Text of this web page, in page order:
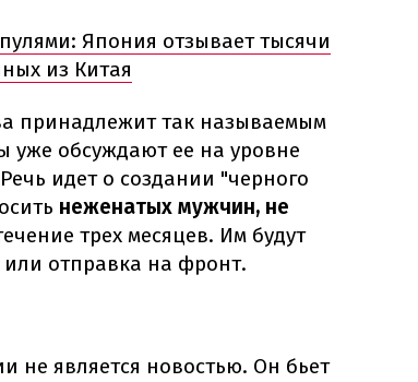
Япония отзывает тысячи
из Китая
принадлежит так называемым
уже обсуждают ее на уровне
идет о создании "черного
неженатых мужчин, не
трех месяцев. Им будут
отправка на фронт.
не является новостью. Он бьет